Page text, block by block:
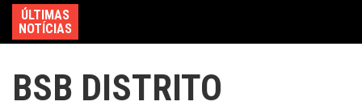
ÚLTIMAS
NOTÍCIAS
BSB DISTRITO